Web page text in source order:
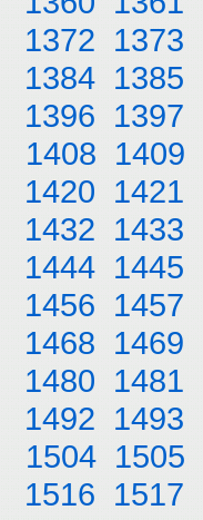
1372 1373
1384 1385
1396 1397
1408 1409
1420 1421
1432 1433
1444 1445
1456 1457
1468 1469
1480 1481
1492 1493
1504 1505
1516 1517